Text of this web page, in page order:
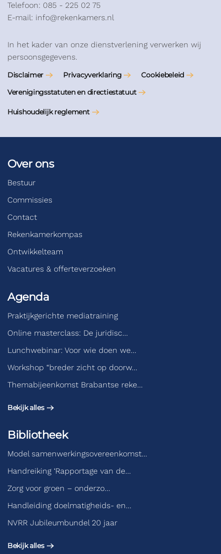
Telefoon: 085 - 225 02 75
E-mail: info@rekenkamers.nl
In het kader van onze dienstverlening verwerken wij
persoonsgegevens.
Disclaimer Privacyverklaring
Cookiebeleid
Verenigingsstatuten en directiestatuut
Huishoudelijk reglement
Over ons
Bestuur
Commissies
Contact
Rekenkamerkompas
Ontwikkelteam
Vacatures & offerteverzoeken
Agenda
Praktijkgerichte mediatraining
Online masterclass: De juridisc…
Lunchwebinar: Voor wie doen we…
Workshop “breder zicht op doorw…
Themabijeenkomst Brabantse reke…
Bekijk alles
Bibliotheek
Model samenwerkingsovereenkomst…
Handreiking ‘Rapportage van de…
Zorg voor groen – onderzo…
Handleiding doelmatigheids- en…
NVRR Jubileumbundel 20 jaar
Bekijk alles